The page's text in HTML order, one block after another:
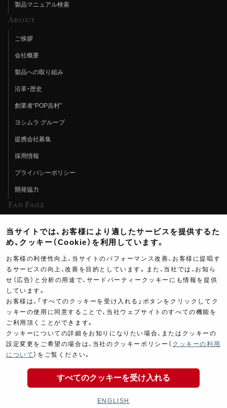
製品マニュアル検索
About
ご挨拶
会社概要
製品への取り組み
沿革・歴史
創業者“POP吉村”
ヨシムラ グループ
提携会社募集
採用情報
プライバシーポリシー
開発協力
Fan Page
ヨシムラTV
イベント情報
イベントスケジュール
ツーリングブレイクタイム
製品ポスター
Copyright ©YOSHIMURA JAPAN Co,Ltd. All Rights
当サイトでは、お客様により適したサービスを提供するた
め、クッキー（Cookie）を利用しています。
お客様の利便性向上、当サイトのパフォーマンス改善、お客様に提唱す
るサービスの向上、改善を目的としています。また、当社では、お知ら
せ（広告）と分析の用途で、サードパーティークッキーにも情報を提供
しています。
お客様は、「すべてのクッキーを受け入れる」ボタンをクリックしてク
ッキーの使用に同意することで、当社ウェブサイトのすべての機能を
ご利用頂くことができます。
クッキーについての詳細をお知りになりたい場合、またはクッキーの
設定変更をご希望の場合は、当社のクッキーポリシー（ クッキーの利用
について ）をご覧ください。
すべてのクッキーを受け入れる
ENGLISH